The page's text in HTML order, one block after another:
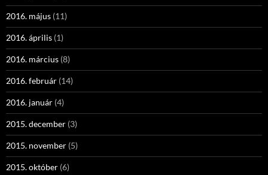
2016. május (11)
2016. április (1)
2016. március (8)
2016. február (14)
2016. január (4)
2015. december (3)
2015. november (5)
2015. október (6)